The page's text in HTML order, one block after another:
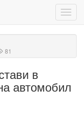
81
в
автомобил